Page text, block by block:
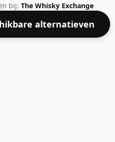
bij: The Whisky Exchange
alternatieven